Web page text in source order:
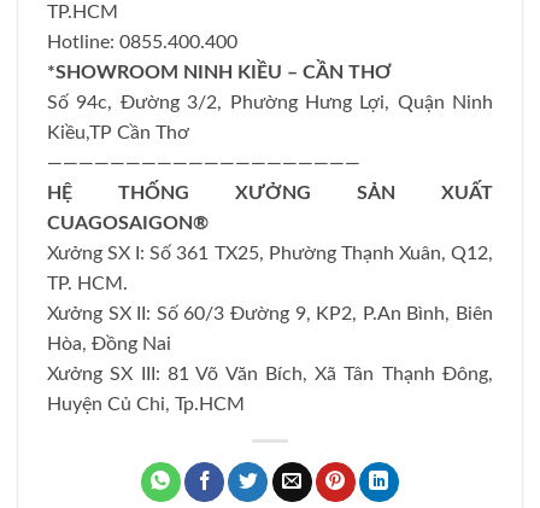
TP.HCM
Hotline: 0855.400.400
*SHOWROOM NINH KIỀU – CẦN THƠ
Số 94c, Đường 3/2, Phường Hưng Lợi, Quận Ninh
Kiều,TP Cần Thơ
————————————————————
HỆ THỐNG XƯỞNG SẢN XUẤT
CUAGOSAIGON®
Xưởng SX I: Số 361 TX25, Phường Thạnh Xuân, Q12,
TP. HCM.
Xưởng SX II: Số 60/3 Đường 9, KP2, P.An Bình, Biên
Hòa, Đồng Nai
Xưởng SX III: 81 Võ Văn Bích, Xã Tân Thạnh Đông,
Huyện Củ Chi, Tp.HCM